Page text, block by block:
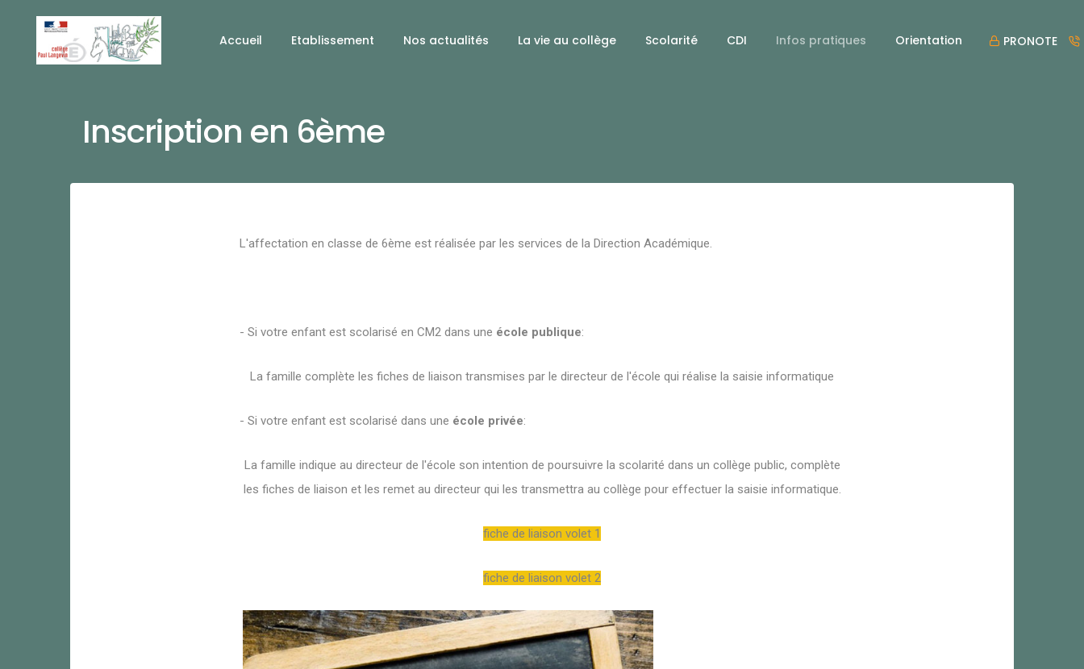
Accueil Etablissement Nos actualités La vie au collège Scolarité CDI Infos pratiques Orientation PRONOTE
Inscription en 6ème
L'affectation en classe de 6ème est réalisée par les services de la Direction Académique.
- Si votre enfant est scolarisé en CM2 dans une école publique:
La famille complète les fiches de liaison transmises par le directeur de l'école qui réalise la saisie informatique
- Si votre enfant est scolarisé dans une école privée:
La famille indique au directeur de l'école son intention de poursuivre la scolarité dans un collège public, complète
les fiches de liaison et les remet au directeur qui les transmettra au collège pour effectuer la saisie informatique.
fiche de liaison volet 1
fiche de liaison volet 2